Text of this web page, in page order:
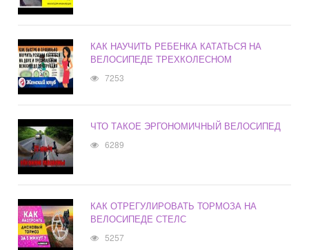
КАК НАУЧИТЬ РЕБЕНКА КАТАТЬСЯ НА
ВЕЛОСИПЕДЕ ТРЕХКОЛЕСНОМ
7253
ЧТО ТАКОЕ ЭРГОНОМИЧНЫЙ ВЕЛОСИПЕД
6289
КАК ОТРЕГУЛИРОВАТЬ ТОРМОЗА НА
ВЕЛОСИПЕДЕ СТЕЛС
5257